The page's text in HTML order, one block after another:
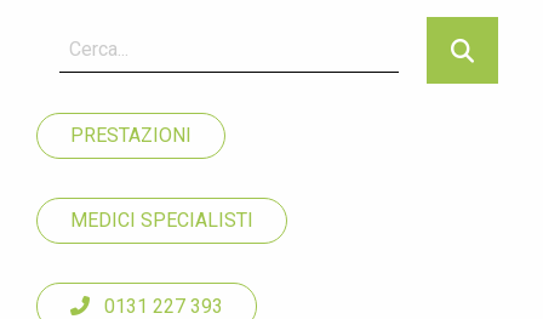
PRESTAZIONI
MEDICI SPECIALISTI
0131 227 393